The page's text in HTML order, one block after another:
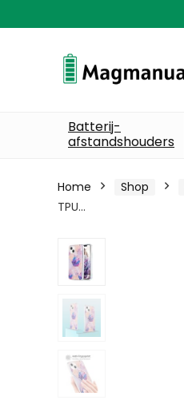
Batterij-
afstandshouders
Home Shop
TPU…